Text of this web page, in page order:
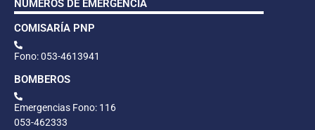
NÚMEROS DE EMERGENCIA
COMISARÍA PNP
Fono: 053-4613941
BOMBEROS
Emergencias Fono: 116
053-462333